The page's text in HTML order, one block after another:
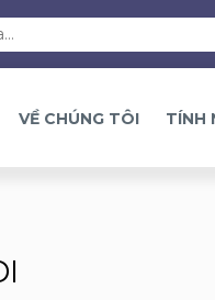
VỀ CHÚNG TÔI TÍNH